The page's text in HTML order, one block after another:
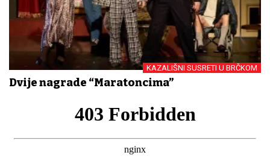
KAZALIŠNI SUSRETI U BRČKOM
Dvije nagrade “Maratoncima”